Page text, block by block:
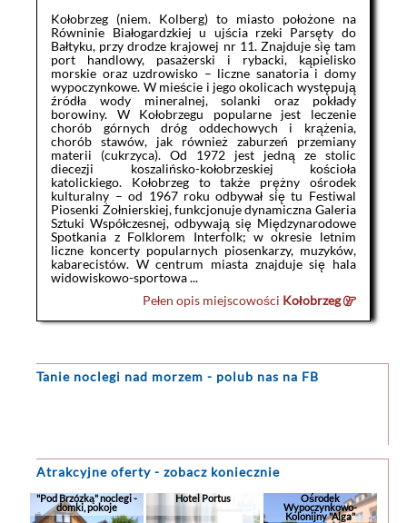
Kołobrzeg (niem. Kolberg) to miasto położone na
Równinie Białogardzkiej u ujścia rzeki Parsęty do
Bałtyku, przy drodze krajowej nr 11. Znajduje się tam
port handlowy, pasażerski i rybacki, kąpielisko
morskie oraz uzdrowisko – liczne sanatoria i domy
wypoczynkowe. W mieście i jego okolicach występują
źródła wody mineralnej, solanki oraz pokłady
borowiny. W Kołobrzegu popularne jest leczenie
chorób górnych dróg oddechowych i krążenia,
chorób stawów, jak również zaburzeń przemiany
materii (cukrzyca). Od 1972 jest jedną ze stolic
diecezji koszalińsko-kołobrzeskiej kościoła
katolickiego. Kołobrzeg to także prężny ośrodek
kulturalny – od 1967 roku odbywał się tu Festiwal
Piosenki Żołnierskiej, funkcjonuje dynamiczna Galeria
Sztuki Współczesnej, odbywają się Międzynarodowe
Spotkania z Folklorem Interfolk; w okresie letnim
liczne koncerty popularnych piosenkarzy, muzyków,
kabarecistów. W centrum miasta znajduje się hala
widowiskowo-sportowa ...
Pełen opis miejscowości Kołobrzeg
Tanie noclegi nad morzem - polub nas na FB
Atrakcyjne oferty - zobacz koniecznie
"Pod Brzózką" noclegi -
domki, pokoje
Hotel Portus Ośrodek
Wypoczynkowo-
Kolonijny "Alga"